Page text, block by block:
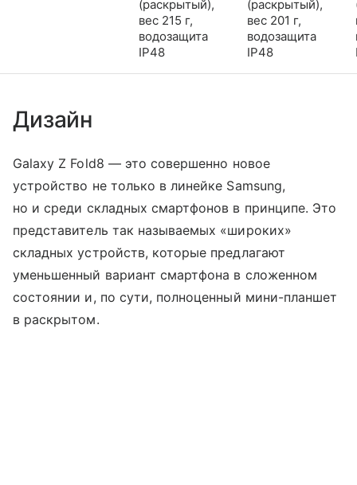
(раскрытый),
вес 215 г,
водозащита
IP48
(раскрытый),
вес 201 г,
водозащита
IP48
Дизайн
Galaxy Z Fold8 — это совершенно новое
устройство не только в линейке Samsung,
но и среди складных смартфонов в принципе. Это
представитель так называемых «широких»
складных устройств, которые предлагают
уменьшенный вариант смартфона в сложенном
состоянии и, по сути, полноценный мини-планшет
в раскрытом.